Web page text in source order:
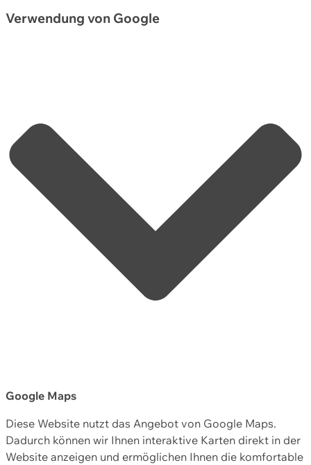
Verwendung von Google
Google Maps
Diese Website nutzt das Angebot von Google Maps.
Dadurch können wir Ihnen interaktive Karten direkt in der
Website anzeigen und ermöglichen Ihnen die komfortable